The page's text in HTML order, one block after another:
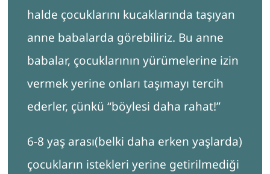
halde çocuklarını kucaklarında taşıyan
anne babalarda görebiliriz. Bu anne
babalar, çocuklarının yürümelerine izin
vermek yerine onları taşımayı tercih
ederler, çünkü “böylesi daha rahat!”
6-8 yaş arası(belki daha erken yaşlarda)
çocukların istekleri yerine getirilmediği